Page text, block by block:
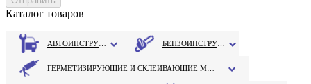
Каталог товаров